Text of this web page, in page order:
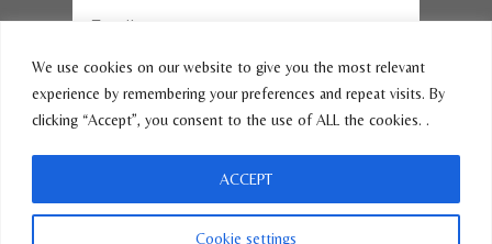
We use cookies on our website to give you the most relevant
experience by remembering your preferences and repeat visits. By
clicking “Accept”, you consent to the use of ALL the cookies. .
Cookie settings
ACCEPT
SUBSCRIBE